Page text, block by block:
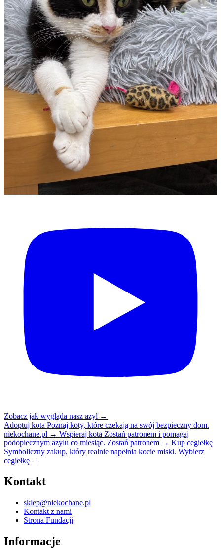
Zobacz jak wygląda nasz azyl →
Adoptuj kota Poznaj koty, które czekają na swój bezpieczny dom.
niekochane.pl → Wspieraj kota Zostań patronem i pomagaj
podopiecznym azylu co miesiąc. Zostań patronem → Kup cegiełkę
Symboliczny zakup, który realnie napełnia kocie miski. Wybierz
cegiełkę →
Kontakt
sklep@niekochane.pl
Kontakt z nami
Strona Fundacji
Informacje